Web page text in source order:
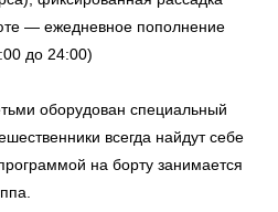
— ежедневное пополнение
до 24:00)
оборудован специальный
всегда найдут себе
на борту занимается